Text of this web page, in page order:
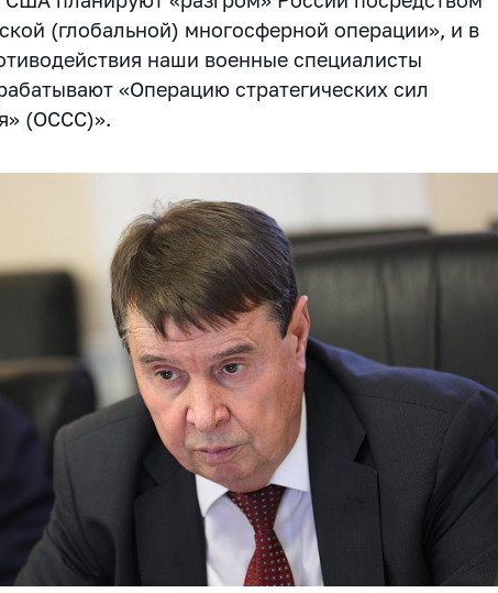
(глобальной) многосферной операции», и в
наши военные специалисты
«Операцию стратегических сил
(ОССС)».